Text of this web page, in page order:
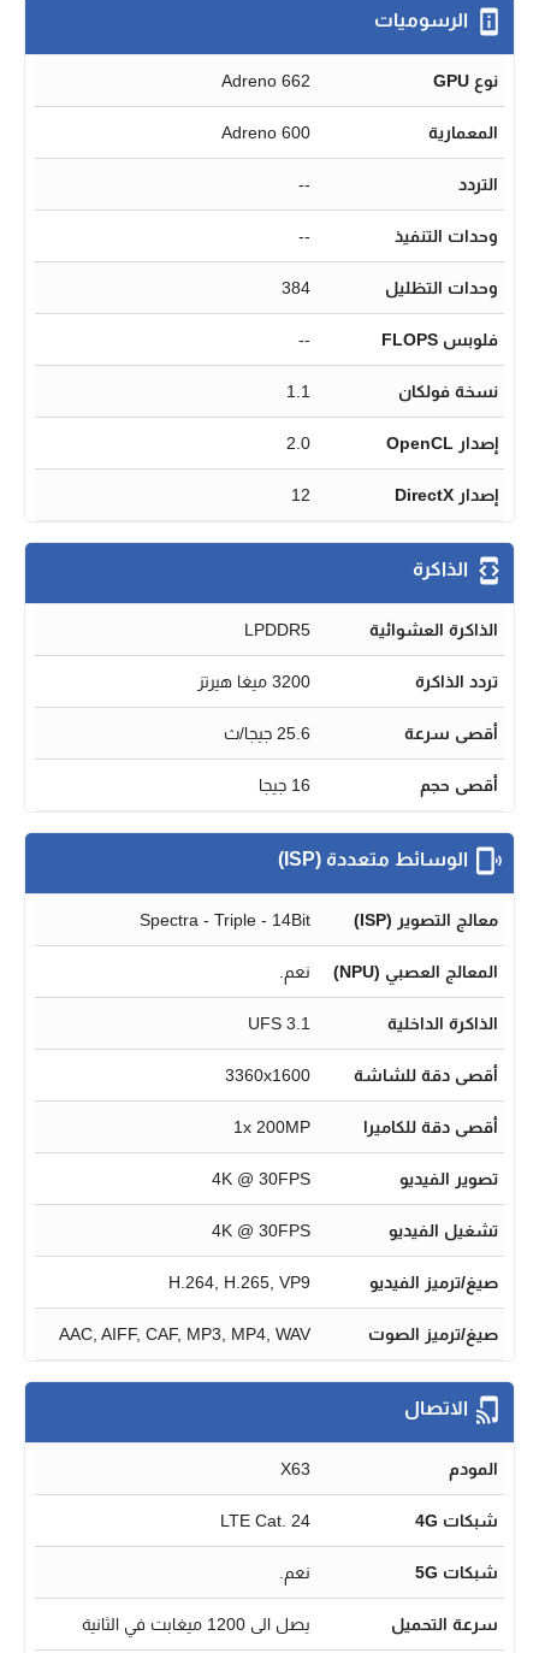
الرسوميات
نوع GPU Adreno 662
المعمارية Adreno 600
التردد --
وحدات التنفيذ --
وحدات التظليل 384
فلوبس FLOPS --
نسخة فولكان 1.1
إصدار OpenCL 2.0
إصدار DirectX 12
الذاكرة
الذاكرة العشوائية LPDDR5
تردد الذاكرة 3200 ميغا هيرتز
أقصى سرعة 25.6 جيجا/ث
أقصى حجم 16 جيجا
الوسائط متعددة (ISP)
معالج التصوير (ISP) Spectra - Triple - 14Bit
المعالج العصبي (NPU) نعم.
الذاكرة الداخلية UFS 3.1
أقصى دقة للشاشة 3360x1600
أقصى دقة للكاميرا 1x 200MP
تصوير الفيديو 4K @ 30FPS
تشغيل الفيديو 4K @ 30FPS
صيغ/ترميز الفيديو H.264, H.265, VP9
صيغ/ترميز الصوت AAC, AIFF, CAF, MP3, MP4, WAV
الاتصال
المودم X63
شبكات 4G LTE Cat. 24
شبكات 5G نعم.
سرعة التحميل يصل الى 1200 ميغابت في الثانية